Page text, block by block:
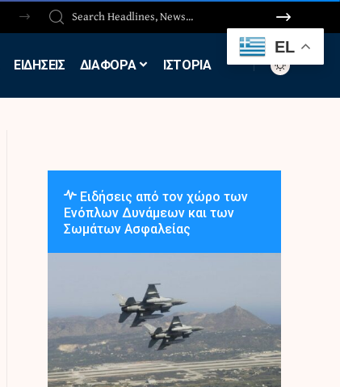
ΕΙΔΗΣΕΙΣ ΔΙΑΦΟΡΑ ΙΣΤΟΡΙΑ
Ειδήσεις από τον χώρο των
Ενόπλων Δυνάμεων και των
Σωμάτων Ασφαλείας
EL